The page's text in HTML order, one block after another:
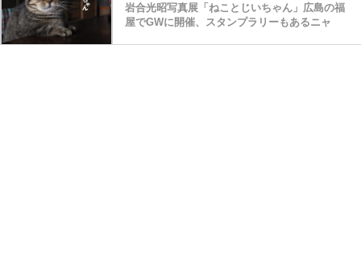
岩合光昭写真展「ねことじいちゃん」広島の福
屋でGWに開催、スタンプラリーもあるニャ